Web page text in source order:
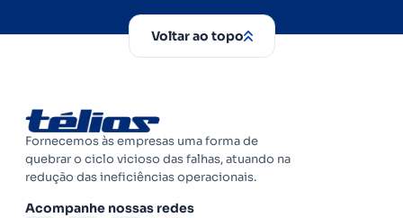
Voltar ao topo
Fornecemos às empresas uma forma de
quebrar o ciclo vicioso das falhas, atuando na
redução das ineficiências operacionais.
Acompanhe nossas redes